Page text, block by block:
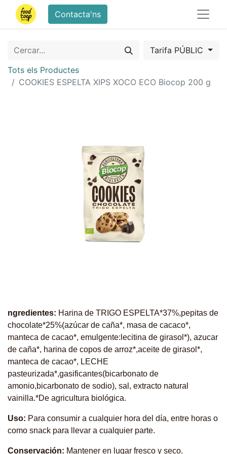
Contacta'ns
Tarifa PÚBLIC
Tots els Productes
COOKIES ESPELTA XIPS XOCO ECO Biocop 200 g
ngredientes: Harina de TRIGO ESPELTA*37%,pepitas de
chocolate*25%(azúcar de caña*, masa de cacaco*,
manteca de cacao*, emulgente:lecitina de girasol*), azucar
de caña*, harina de copos de arroz*,aceite de girasol*,
manteca de cacao*, LECHE
pasteurizada*,gasificantes(bicarbonato de
amonio,bicarbonato de sodio), sal, extracto natural
vainilla.*De agricultura biológica.
Uso: Para consumir a cualquier hora del día, entre horas o
como snack para llevar a cualquier parte.
Conservación: Mantener en lugar fresco y seco.